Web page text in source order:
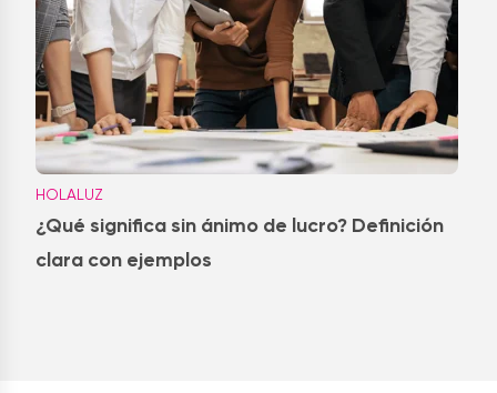
HOLALUZ
¿Qué significa sin ánimo de lucro? Definición
clara con ejemplos